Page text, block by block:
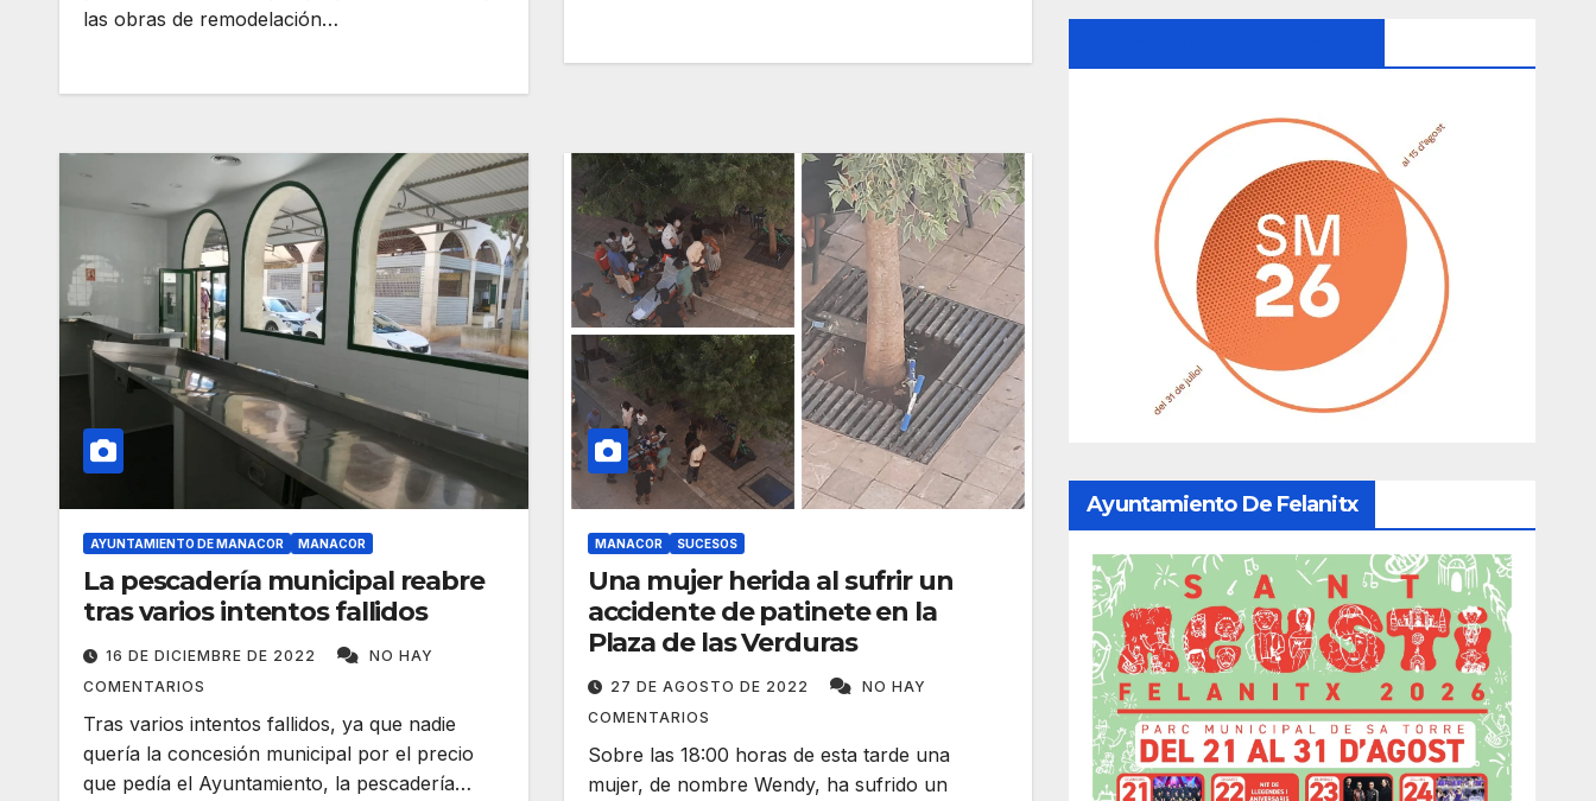
las obras de remodelación…
AYUNTAMIENTO DE MANACOR MANACOR
La pescadería municipal reabre
tras varios intentos fallidos
16 DE DICIEMBRE DE 2022
NO HAY
COMENTARIOS
Tras varios intentos fallidos, ya que nadie
quería la concesión municipal por el precio
que pedía el Ayuntamiento, la pescadería…
MANACOR SUCESOS
Una mujer herida al sufrir un
accidente de patinete en la
Plaza de las Verduras
27 DE AGOSTO DE 2022
NO HAY
COMENTARIOS
Sobre las 18:00 horas de esta tarde una
mujer, de nombre Wendy, ha sufrido un
Ayuntamiento De Felanitx